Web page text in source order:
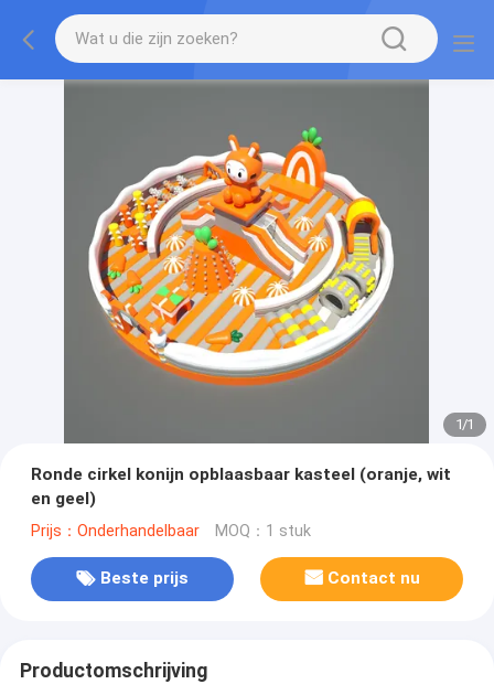
1/1
Ronde cirkel konijn opblaasbaar kasteel (oranje, wit
en geel)
Prijs：Onderhandelbaar MOQ：1 stuk
Beste prijs Contact nu
Productomschrijving